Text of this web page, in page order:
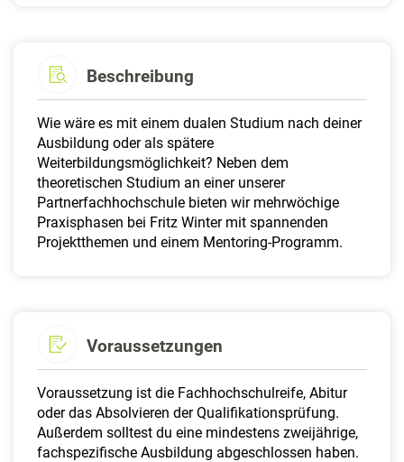
Beschreibung
​Wie wäre es mit einem dualen Studium nach deiner
Ausbildung oder als spätere
Weiterbildungsmöglichkeit? Neben dem
theoretischen Studium an einer unserer
Partnerfachhochschule bieten wir mehrwöchige
Praxisphasen bei Fritz Winter mit spannenden
Projektthemen und einem Mentoring-Programm.​
Voraussetzungen
​Voraussetzung ist die Fachhochschulreife, Abitur
oder das Absolvieren der Qualifikationsprüfung.
Außerdem solltest du eine mindestens zweijährige,
fachspezifische Ausbildung abgeschlossen haben.​